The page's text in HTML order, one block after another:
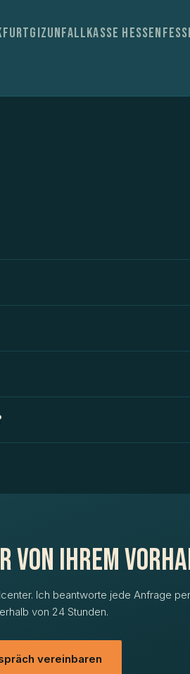
GIZUnfallkasse HessenFES
von Ihrem
Ich beantworte jede Anfrage
von 24 Stunden.
vereinbaren